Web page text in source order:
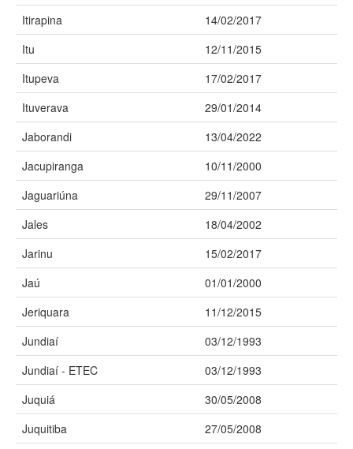
Itirapina
14/02/2017
Itu
12/11/2015
Itupeva
17/02/2017
Ituverava
29/01/2014
Jaborandi
13/04/2022
Jacupiranga
10/11/2000
Jaguariúna
29/11/2007
Jales
18/04/2002
Jarinu
15/02/2017
Jaú
01/01/2000
Jeriquara
11/12/2015
Jundiaí
03/12/1993
Jundiaí - ETEC
03/12/1993
Juquiá
30/05/2008
Juquitiba
27/05/2008